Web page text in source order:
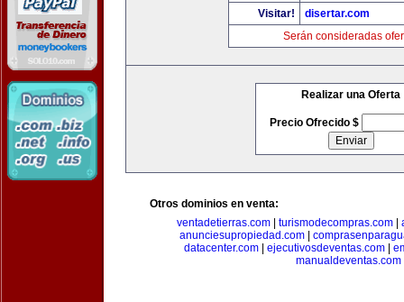
Visitar!
disertar.com
Serán consideradas
Realizar una Oferta
Precio Ofrecido $
Otros dominios en venta:
ventadetierras.com
turismodecompras.com
anunciesupropiedad.com|
datacenter.com
ejecutivosdeventas.com
manualdeventas.com